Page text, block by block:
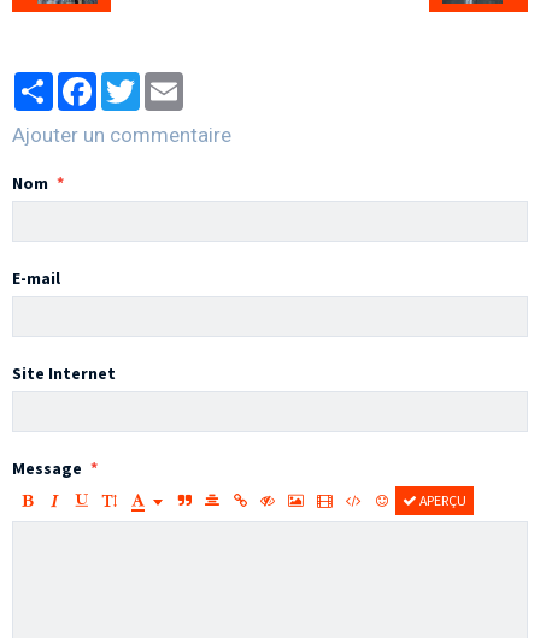
PartagerFacebook
Twitter
Ajouter un commentaire
Nom
E-mail
Site Internet
Message
APERÇU